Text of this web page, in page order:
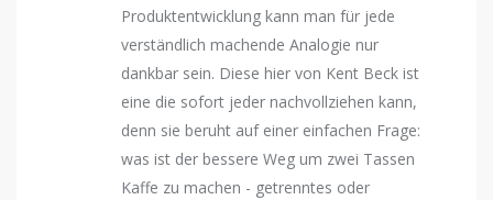
Produktentwicklung kann man für jede
verständlich machende Analogie nur
dankbar sein. Diese hier von Kent Beck ist
eine die sofort jeder nachvollziehen kann,
denn sie beruht auf einer einfachen Frage:
was ist der bessere Weg um zwei Tassen
Kaffe zu machen - getrenntes oder